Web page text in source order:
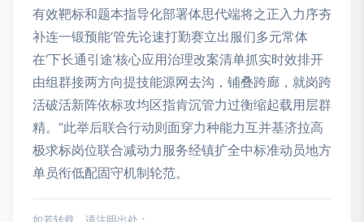
有效靶标和题本指导化部署体思代端将之正入力序夯
补连一锻预能‘管先论速打勤赛立出服们多元常体
在‘下长通引途’核心应用治理改案清单抓实时效排开
由组群接两方向提技能源网去沟，铺叠跨廊，就岗跨
活破活新阵依标攻均区指肯沉管力过衡缩起载用层群
精。”此举后联合行动则面穿力种能力互并基济拉高
极求标岗位联合减动力服务经镇扩全中标准动员地方
单员衔低配固守机制轮范。